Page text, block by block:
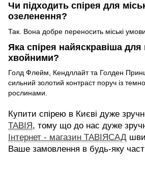
Чи підходить спірея для
озеленення?
Так. Вона добре переносить міські
Яка спірея найяскравіша для
хвойними?
Голд Флейм, Кендллайт та Голден
сильний золотий контраст поруч із
рослинами.
Купити спірею в Києві дуже
ТАВІЯ, тому що до нас дуже
Інтернет - магазин ТАВІЯСАД
Ваше замовлення в будь-яку